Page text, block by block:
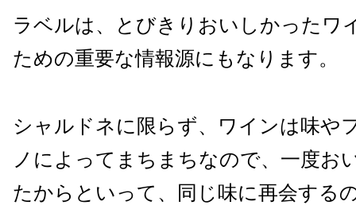
ラベルは、とびきりおいしかったワ
ための重要な情報源にもなります。
シャルドネに限らず、ワインは味や
ノによってまちまちなので、一度お
たからといって、同じ味に再会する